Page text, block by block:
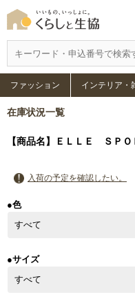
ファッション インテリア・
在庫状況一覧
【商品名】ＥＬＬＥ ＳＰ
入荷の予定を確認したい。
●色
●サイズ